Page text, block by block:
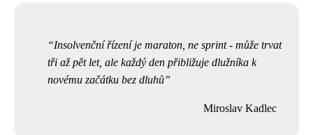
Insolvenční řízení je maraton, ne sprint - může trvat
tři až pět let, ale každý den přibližuje dlužníka k
novému začátku bez dluhů
Miroslav Kadlec